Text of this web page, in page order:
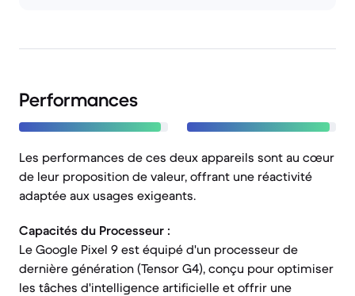
Performances
Les performances de ces deux appareils sont au cœur
de leur proposition de valeur, offrant une réactivité
adaptée aux usages exigeants.
Capacités du Processeur :
Le Google Pixel 9 est équipé d'un processeur de
dernière génération (Tensor G4), conçu pour optimiser
les tâches d'intelligence artificielle et offrir une